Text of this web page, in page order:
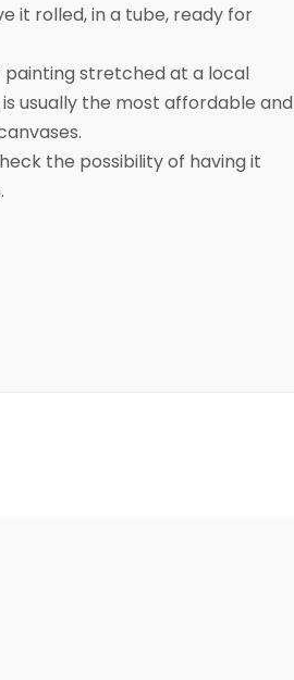
it rolled, in a tube, ready for
stretched at a local
usually the most affordable and
the possibility of having it